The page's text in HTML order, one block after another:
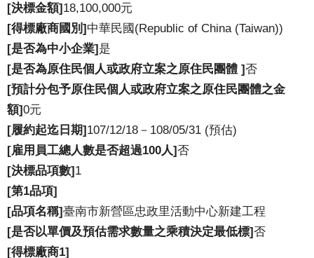
[決標金額]18,100,000元
[得標廠商國別]中華民國(Republic of China (Taiwan))
[是否為中小企業]是
[是否為原住民個人或政府立案之原住民團體 ]否
[預計分包予原住民個人或政府立案之原住民團體之金
額]0元
[履約起迄日期]107/12/18－108/05/31 (預估)
[雇用員工總人數是否超過100人]否
[決標品項數]1
[第1品項]
[品項名稱]臺南市新營區忠政里活動中心新建工程
[是否以單價及預估需求數量之乘積決定最低標]否
[得標廠商1]